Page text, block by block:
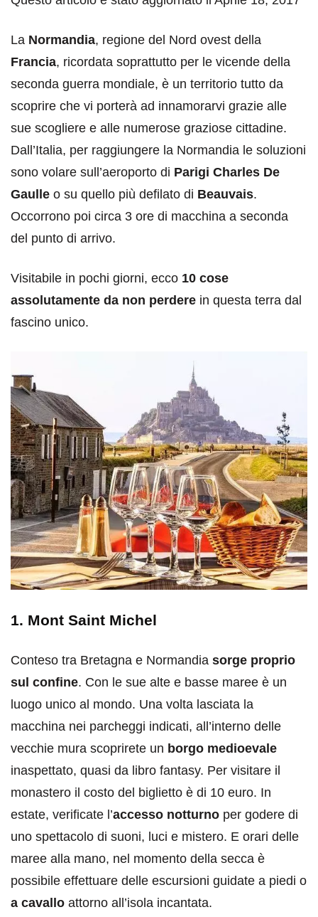
La Normandia, regione del Nord ovest della
Francia, ricordata soprattutto per le vicende della
seconda guerra mondiale, è un territorio tutto da
scoprire che vi porterà ad innamorarvi grazie alle
sue scogliere e alle numerose graziose cittadine.
Dall’Italia, per raggiungere la Normandia le soluzioni
sono volare sull’aeroporto di Parigi Charles De
Gaulle o su quello più defilato di Beauvais.
Occorrono poi circa 3 ore di macchina a seconda
del punto di arrivo.
Visitabile in pochi giorni, ecco 10 cose
assolutamente da non perdere in questa terra dal
fascino unico.
1. Mont Saint Michel
Conteso tra Bretagna e Normandia sorge proprio
sul confine. Con le sue alte e basse maree è un
luogo unico al mondo. Una volta lasciata la
macchina nei parcheggi indicati, all’interno delle
vecchie mura scoprirete un borgo medioevale
inaspettato, quasi da libro fantasy. Per visitare il
monastero il costo del biglietto è di 10 euro. In
estate, verificate l’accesso notturno per godere di
uno spettacolo di suoni, luci e mistero. E orari delle
maree alla mano, nel momento della secca è
possibile effettuare delle escursioni guidate a piedi o
a cavallo attorno all’isola incantata.